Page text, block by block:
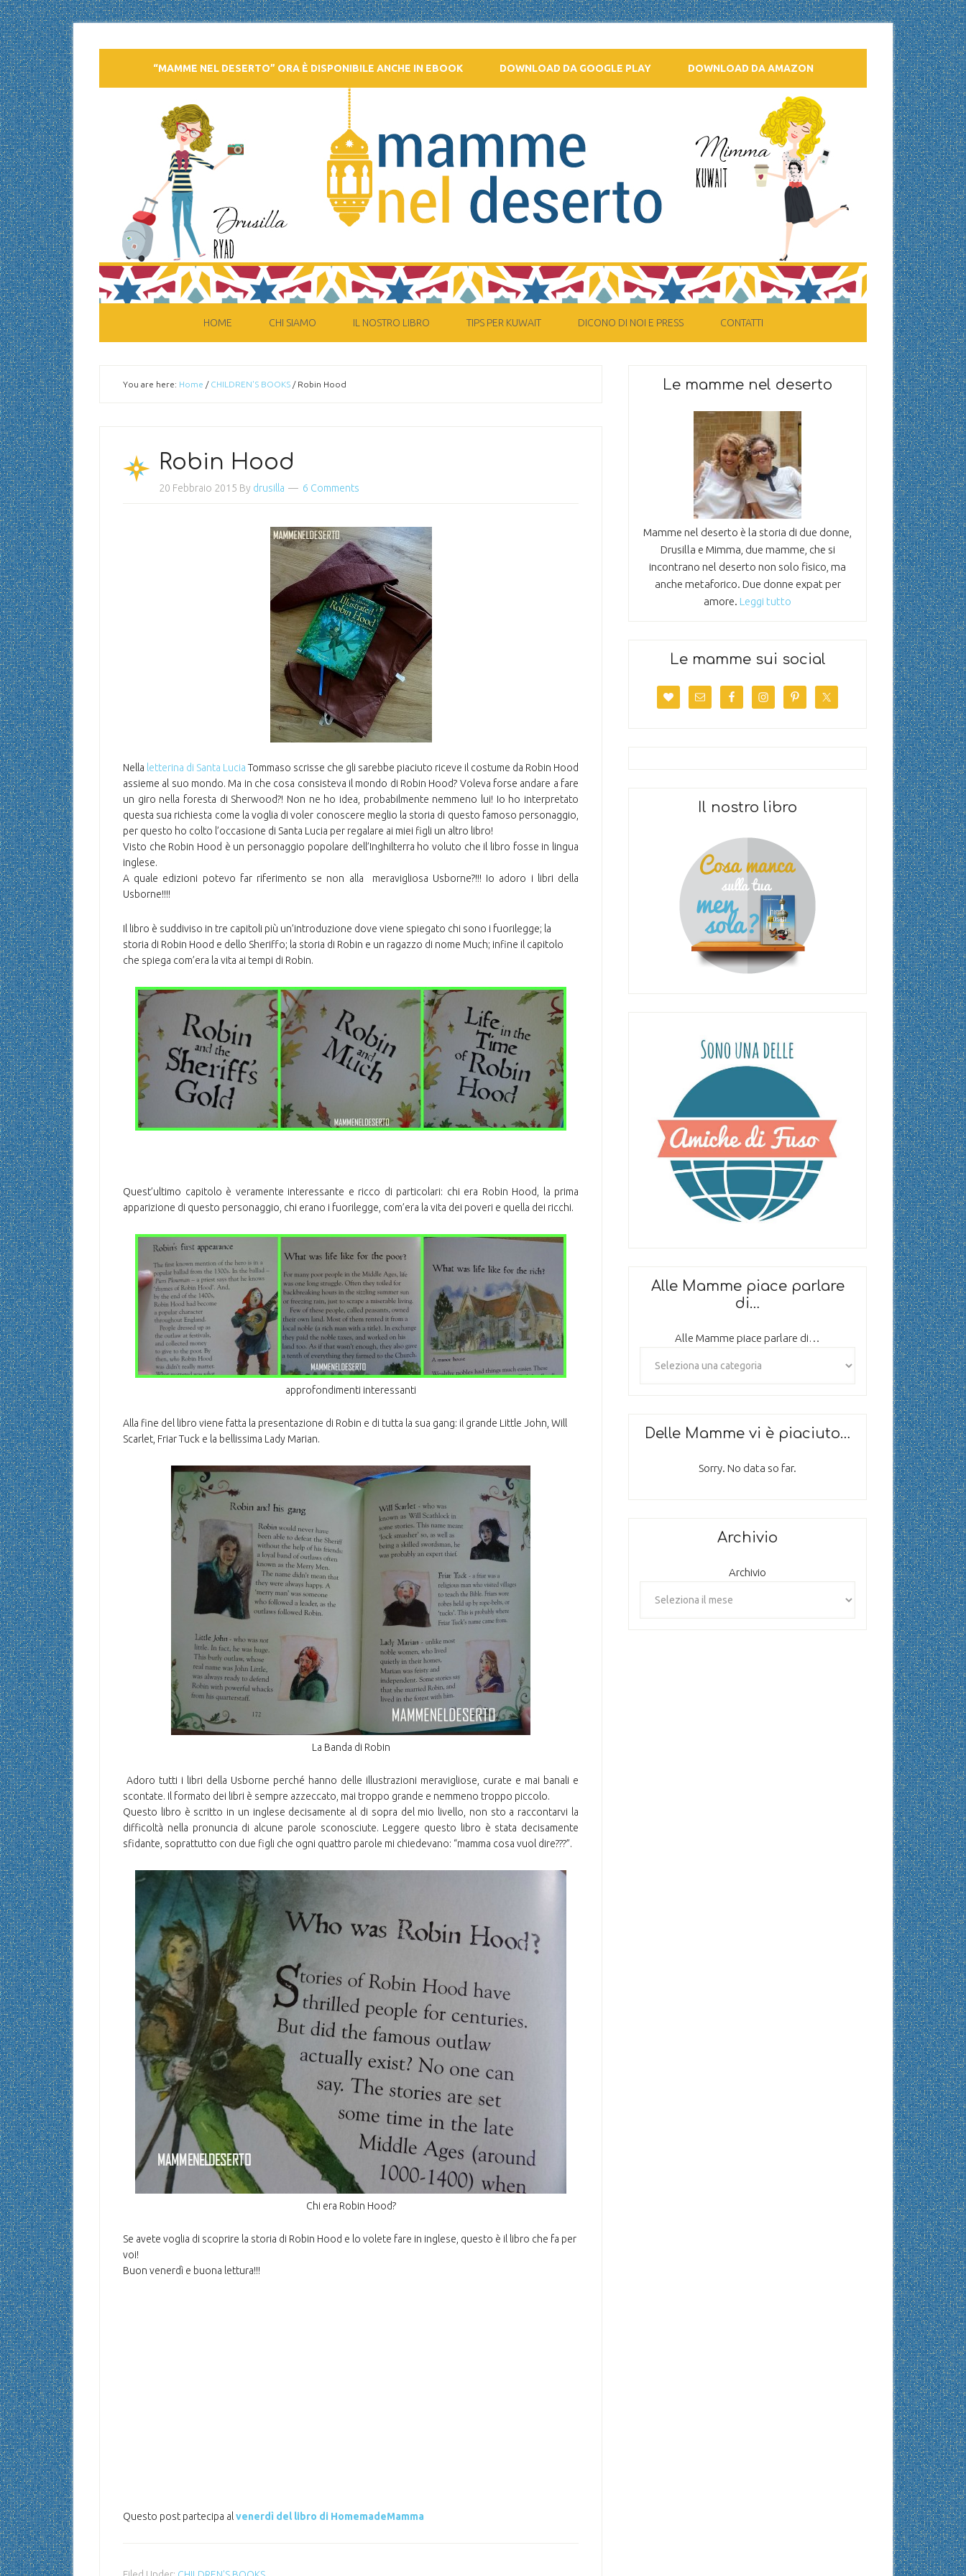
“MAMME NEL DESERTO” ORA È DISPONIBILE ANCHE IN EBOOK DOWNLOAD DA GOOGLE PLAY DOWNLOAD DA AMAZON
HOME CHI SIAMO IL NOSTRO LIBRO TIPS PER KUWAIT DICONO DI NOI E PRESS CONTATTI
You are here: Home / CHILDREN'S BOOKS /Robin Hood
Robin Hood
20 Febbraio 2015 By drusilla 6 Comments
Nella letterina di Santa Lucia Tommaso scrisse che gli sarebbe piaciuto riceve il costume da Robin Hood
assieme al suo mondo. Ma in che cosa consisteva il mondo di Robin Hood? Voleva forse andare a fare
un giro nella foresta di Sherwood?! Non ne ho idea, probabilmente nemmeno lui! Io ho interpretato
questa sua richiesta come la voglia di voler conoscere meglio la storia di questo famoso personaggio,
per questo ho colto l’occasione di Santa Lucia per regalare ai miei figli un altro libro!
Visto che Robin Hood è un personaggio popolare dell’Inghilterra ho voluto che il libro fosse in lingua
inglese.
A quale edizioni potevo far riferimento se non alla meravigliosa Usborne?!!! Io adoro i libri della
Usborne!!!!
Il libro è suddiviso in tre capitoli più un’introduzione dove viene spiegato chi sono i fuorilegge; la
storia di Robin Hood e dello Sheriffo; la storia di Robin e un ragazzo di nome Much; infine il capitolo
che spiega com’era la vita ai tempi di Robin.
Quest’ultimo capitolo è veramente interessante e ricco di particolari: chi era Robin Hood, la prima
apparizione di questo personaggio, chi erano i fuorilegge, com’era la vita dei poveri e quella dei ricchi.
approfondimenti interessanti
Alla fine del libro viene fatta la presentazione di Robin e di tutta la sua gang: il grande Little John, Will
Scarlet, Friar Tuck e la bellissima Lady Marian.
La Banda di Robin
Adoro tutti i libri della Usborne perché hanno delle illustrazioni meravigliose, curate e mai banali e
scontate. Il formato dei libri è sempre azzeccato, mai troppo grande e nemmeno troppo piccolo.
Questo libro è scritto in un inglese decisamente al di sopra del mio livello, non sto a raccontarvi la
difficoltà nella pronuncia di alcune parole sconosciute. Leggere questo libro è stata decisamente
sfidante, soprattutto con due figli che ogni quattro parole mi chiedevano: “mamma cosa vuol dire???”.
Chi era Robin Hood?
Se avete voglia di scoprire la storia di Robin Hood e lo volete fare in inglese, questo è il libro che fa per
voi!
Buon venerdì e buona lettura!!!
Questo post partecipa al venerdì del libro di HomemadeMamma
Le mamme nel deserto
Mamme nel deserto è la storia di due donne,
Drusilla e Mimma, due mamme, che si
incontrano nel deserto non solo fisico, ma
anche metaforico. Due donne expat per
amore. Leggi tutto
Le mamme sui social
Il nostro libro
Alle Mamme piace parlare
di…
Alle Mamme piace parlare di…
Delle Mamme vi è piaciuto…
Sorry. No data so far.
Archivio
Archivio